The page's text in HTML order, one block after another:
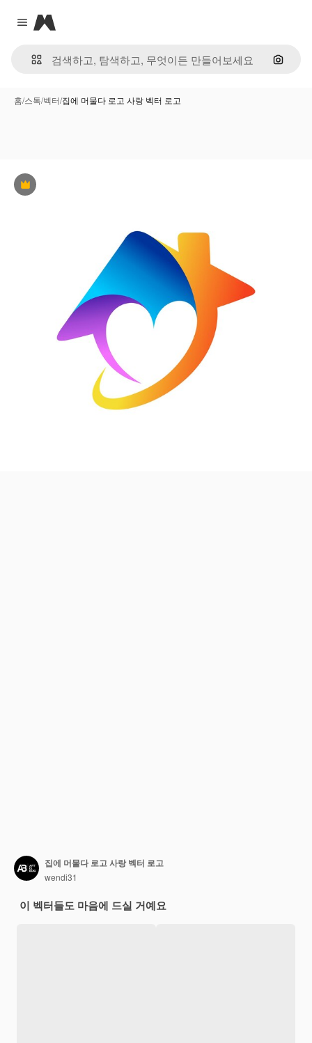
Close menu
Magnific
이미지
홈/스톡/벡터/집에 머물다 로고 사랑 벡터 로고
프리미엄
집에 머물다 로고 사랑 벡터 로고
wendi31
이 벡터들도 마음에 드실 거예요